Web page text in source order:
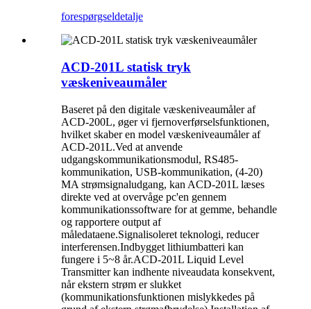
forespørgseldetalje
ACD-201L statisk tryk
væskeniveaumåler
Baseret på den digitale væskeniveaumåler af
ACD-200L, øger vi fjernoverførselsfunktionen,
hvilket skaber en model væskeniveaumåler af
ACD-201L.Ved at anvende
udgangskommunikationsmodul, RS485-
kommunikation, USB-kommunikation, (4-20)
MA strømsignaludgang, kan ACD-201L læses
direkte ved at overvåge pc'en gennem
kommunikationssoftware for at gemme, behandle
og rapportere output af
måledataene.Signalisoleret teknologi, reducer
interferensen.Indbygget lithiumbatteri kan
fungere i 5~8 år.ACD-201L Liquid Level
Transmitter kan indhente niveaudata konsekvent,
når ekstern strøm er slukket
(kommunikationsfunktionen mislykkedes på